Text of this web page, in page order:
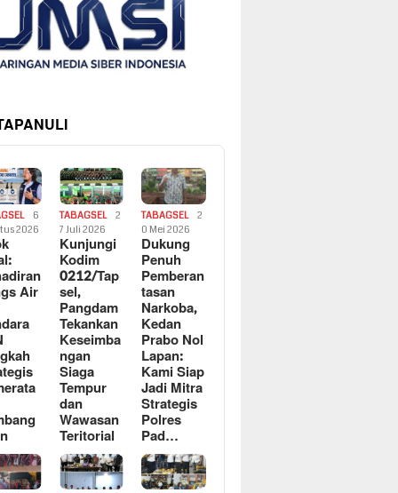
6
2026
Air
TABAGSEL
2
7 Juli 2026
Kunjungi
Kodim
0212/Tap
sel,
Pangdam
Tekankan
Keseimba
ngan
Siaga
Tempur
dan
Wawasan
Teritorial
TABAGSEL
2
0 Mei 2026
Dukung
Penuh
Pemberan
tasan
Narkoba,
Kedan
Prabo Nol
Lapan:
Kami Siap
Jadi Mitra
Strategis
Polres
Pad…